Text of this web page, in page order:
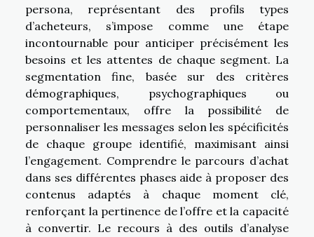
persona, représentant des profils types
d’acheteurs, s’impose comme une étape
incontournable pour anticiper précisément les
besoins et les attentes de chaque segment. La
segmentation fine, basée sur des critères
démographiques, psychographiques ou
comportementaux, offre la possibilité de
personnaliser les messages selon les spécificités
de chaque groupe identifié, maximisant ainsi
l’engagement. Comprendre le parcours d’achat
dans ses différentes phases aide à proposer des
contenus adaptés à chaque moment clé,
renforçant la pertinence de l’offre et la capacité
à convertir. Le recours à des outils d’analyse